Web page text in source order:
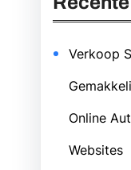
Verkoop
Online
Websites